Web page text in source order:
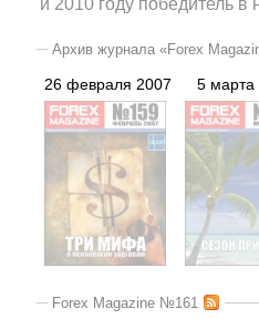
и 2010 году победитель
Архив журнала «Forex
26 февраля 2007 5 марта
Forex Magazine №161